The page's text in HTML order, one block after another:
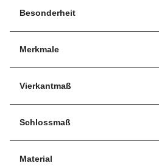
Besonderheit
Merkmale
Vierkantmaß
Schlossmaß
Material